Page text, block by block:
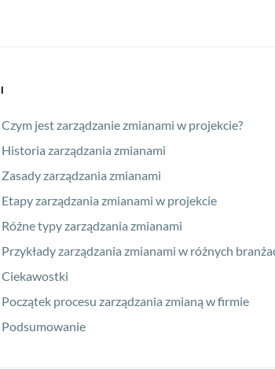
Czym jest zarządzanie zmianami w projekcie?
Historia zarządzania zmianami
Zasady zarządzania zmianami
Etapy zarządzania zmianami w projekcie
Różne typy zarządzania zmianami
Przykłady zarządzania zmianami w różnych
Ciekawostki
Początek procesu zarządzania zmianą w firmie
Podsumowanie